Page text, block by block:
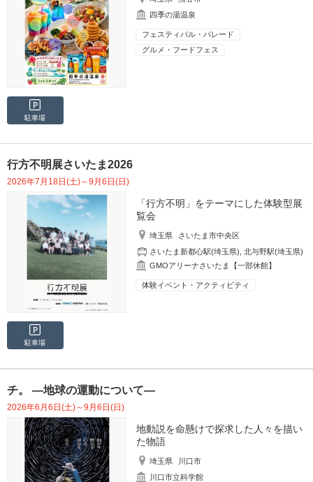
四季の湯温泉
フェスティバル・パレード
グルメ・フードフェス
駐車場
行方不明展さいたま2026
2026年7月18日(土)～9月6日(日)
「行方不明」をテーマにした体験型展
覧会
埼玉県
さいたま市中央区
さいたま新都心駅(埼玉県),北与野駅(埼玉県)
GMOアリーナさいたま【一部休館】
体験イベント・アクティビティ
駐車場
チ。 ―地球の運動について―
2026年6月6日(土)～9月6日(日)
地動説を命懸けで探求した人々を描い
た物語
埼玉県
川口市
川口市立科学館